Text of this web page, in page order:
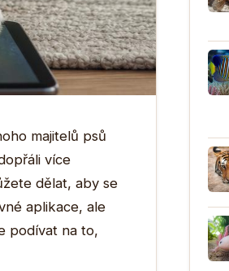
majitelů psů
více
dělat, aby se
aplikace, ale
podívat na to,